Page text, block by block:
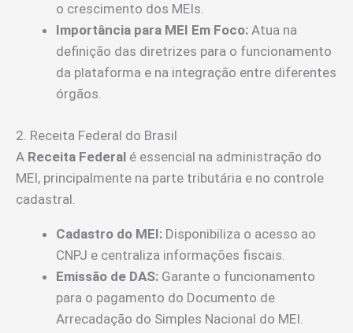
o crescimento dos MEIs.
Importância para MEI Em Foco: Atua na
definição das diretrizes para o funcionamento
da plataforma e na integração entre diferentes
órgãos.
2. Receita Federal do Brasil
A Receita Federal é essencial na administração do
MEI, principalmente na parte tributária e no controle
cadastral.
Cadastro do MEI: Disponibiliza o acesso ao
CNPJ e centraliza informações fiscais.
Emissão de DAS: Garante o funcionamento
para o pagamento do Documento de
Arrecadação do Simples Nacional do MEI.